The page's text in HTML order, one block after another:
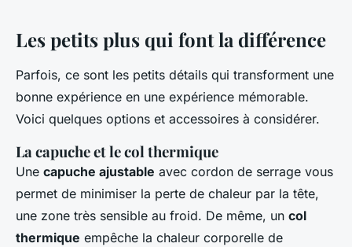
Les petits plus qui font la différence
Parfois, ce sont les petits détails qui transforment une
bonne expérience en une expérience mémorable.
Voici quelques options et accessoires à considérer.
La capuche et le col thermique
Une capuche ajustable avec cordon de serrage vous
permet de minimiser la perte de chaleur par la tête,
une zone très sensible au froid. De même, un col
thermique empêche la chaleur corporelle de